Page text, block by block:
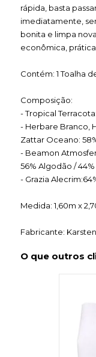
rápida, basta
imediatamente,
bonita e limpa
econômica,
Contém: 1 Toalha
Composição:
- Tropical
- Herbare Branco,
Zattar Oceano:
- Beamon
56% Algodão /
- Grazia
Medida: 1,60m x
Fabricante: Karsten
O que outros